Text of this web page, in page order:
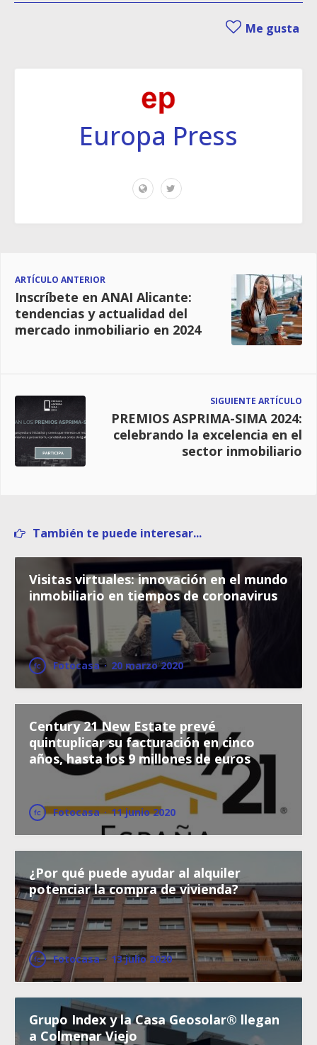
Me gusta
Europa Press
ARTÍCULO ANTERIOR
Inscríbete en ANAI Alicante:
tendencias y actualidad del
mercado inmobiliario en 2024
SIGUIENTE ARTÍCULO
PREMIOS ASPRIMA-SIMA 2024:
celebrando la excelencia en el
sector inmobiliario
También te puede interesar...
Visitas virtuales: innovación en el mundo
inmobiliario en tiempos de coronavirus
Fotocasa · 20 marzo 2020
Century 21 New Estate prevé
quintuplicar su facturación en cinco
años, hasta los 9 millones de euros
Fotocasa · 11 junio 2020
¿Por qué puede ayudar al alquiler
potenciar la compra de vivienda?
Fotocasa · 13 julio 2020
Grupo Index y la Casa Geosolar® llegan
a Colmenar Viejo